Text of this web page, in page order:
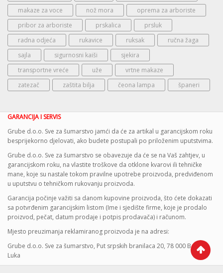
makaze za voce
nož mora
oprema za arboriste
pribor za arboriste
prskalica
prsluk
radna odjeća
rukavice ruksak
ručna žaga
sajla
sigurnosni kaiši
sjekira
transportne vreće
uže
vrtne makaze
zatezač
zaštita bilja čeona lampa španeri
GARANCIJA I SERVIS
Grube d.o.o. Sve za šumarstvo jamći da će za artikal u garancijskom roku
besprijekorno djelovati, ako budete postupali po priloženim uputstvima.
Grube d.o.o. Sve za šumarstvo se obavezuje da će se na Vaš zahtjev, u
garancijskom roku, na vlastite troškove da otklone kvarovi ili tehničke
mane, koje su nastale tokom pravilne upotrebe proizvoda, predviđenom
u uputstvu o tehničkom rukovanju proizvoda.
Garancija počinje važiti sa danom kupovine proizvoda, što ćete dokazati
sa potvrđenim garancijskim listom (Ime i sjedište firme, koje je prodalo
proizvod, pečat, datum prodaje i potpis prodavača) i računom.
Mjesto preuzimanja reklamiranog proizvoda je na adresi:
Grube d.o.o. Sve za šumarstvo, Put srpskih branilaca 20, 78 000 Banja
Luka